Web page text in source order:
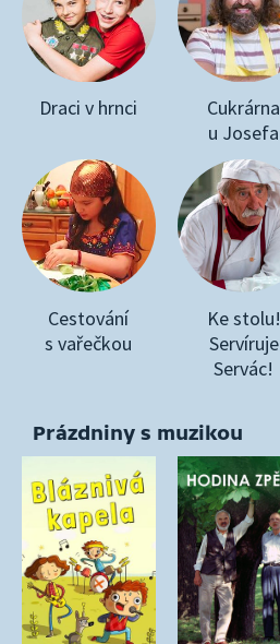
Draci v hrnci
Cukrárna
u Josefa
Cestování
s vařečkou
Ke stolu!
Servíruje
Servác!
Prázdniny s muzikou